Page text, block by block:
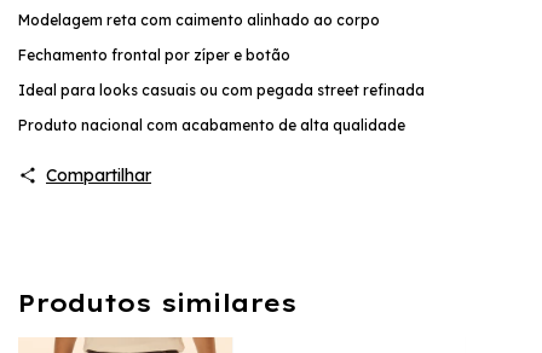
Modelagem reta com caimento alinhado ao corpo
Fechamento frontal por zíper e botão
Ideal para looks casuais ou com pegada street refinada
Produto nacional com acabamento de alta qualidade
Compartilhar
Produtos similares